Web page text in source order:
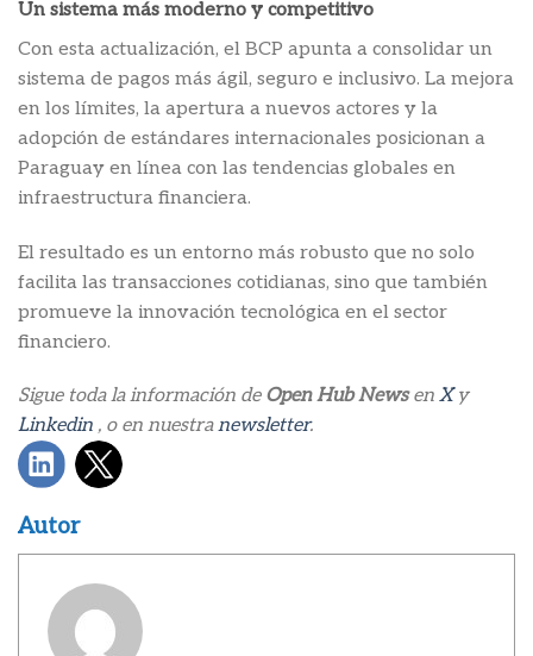
Un sistema más moderno y competitivo
Con esta actualización, el BCP apunta a consolidar un
sistema de pagos más ágil, seguro e inclusivo. La mejora
en los límites, la apertura a nuevos actores y la
adopción de estándares internacionales posicionan a
Paraguay en línea con las tendencias globales en
infraestructura financiera.
El resultado es un entorno más robusto que no solo
facilita las transacciones cotidianas, sino que también
promueve la innovación tecnológica en el sector
financiero.
Sigue toda la información de Open Hub Newsen Xy
Linkedin , o en nuestranewsletter.
Autor